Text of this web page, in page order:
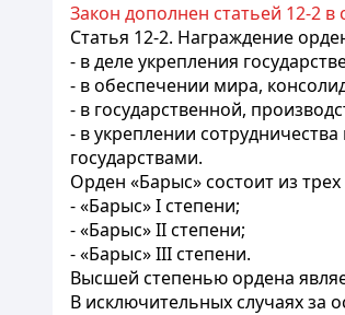
Закон дополнен статьей 12-2 в
Статья 12-2. Награждение
- в деле укрепления
- в обеспечении мира,
- в государственной,
- в укреплении
государствами.
Орден «Барыс» состоит из трех
- «Барыс» I степени;
- «Барыс» II степени;
- «Барыс» III степени.
Высшей степенью ордена
В исключительных случаях за